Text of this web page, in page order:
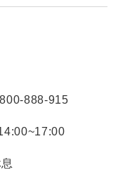
888-915